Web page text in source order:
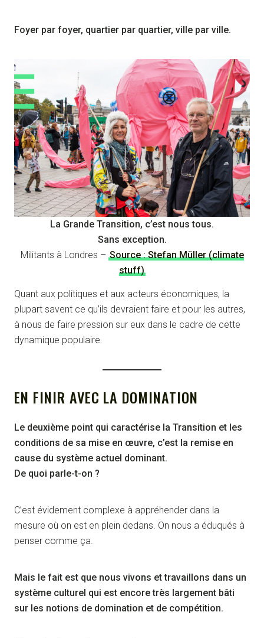
Foyer par foyer, quartier par quartier, ville par ville.
La Grande Transition, c’est nous tous.
Sans exception.
Militants à Londres – Source : Stefan Müller (climate
stuff)
Quant aux politiques et aux acteurs économiques, la
plupart savent ce qu’ils devraient faire et pour les autres,
à nous de faire pression sur eux dans le cadre de cette
dynamique populaire.
EN FINIR AVEC LA DOMINATION
Le deuxième point qui caractérise la Transition et les
conditions de sa mise en œuvre, c’est la remise en
cause du système actuel dominant.
De quoi parle-t-on ?
C’est évidement complexe à appréhender dans la
mesure où on est en plein dedans. On nous a éduqués à
penser comme ça.
Mais le fait est que nous vivons et travaillons dans un
système culturel qui est encore très largement bâti
sur les notions de domination et de compétition.